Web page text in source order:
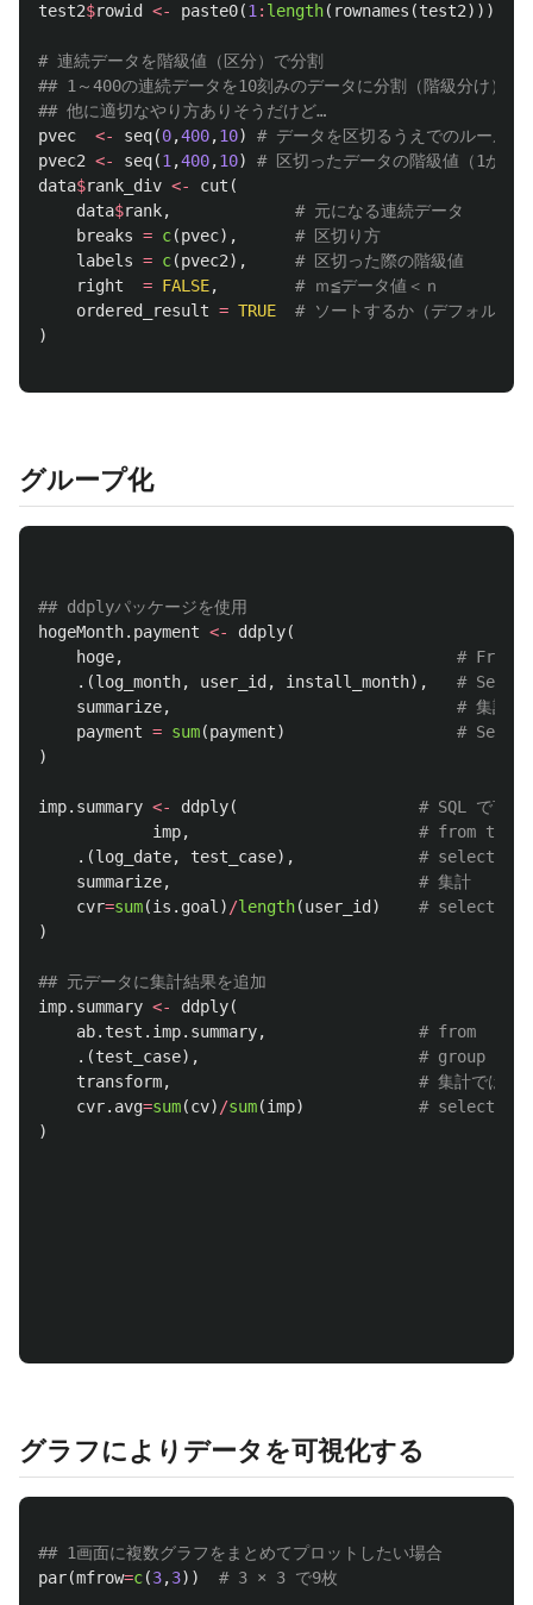
test2$rowid <- paste0(1 : length( rownames (test2)))
# 連続データを階級値（区分）で分割
## 1～400の連続データを10刻みのデータに分割（階級分け）
## 他に適切なやり方ありそうだけど…
pvec
<- seq(0,400,10)
# データを区切るうえでのルール（
pvec2 <- seq(1 ,400,10)
# 区切ったデータの階級値（1から
data$rank_div <- cut (
data$rank,
# 元になる連続データ
breaks = c(pvec),
# 区切り方
labels = c(pvec2),
# 区切った際の階級値
right
= FALSE,
# ｍ≦データ値＜ｎ
ordered_result = TRUE
# ソートするか（デフォルトは
)
グループ化
## ddplyパッケージを使用
hogeMonth.payment <- ddply(
hoge,
# From
. (log_month, user_id , install_month),
#
summarize,
# 集計
payment = sum(payment)
# Select
)
imp.summary <- ddply(
# SQL で言
imp,
# from tmp
. (log_date, test_case),
# select
summarize,
# 集計
cvr=sum(is.goal ) /length(user_id )
# select
)
## 元データに集計結果を追加
imp.summary <- ddply(
ab.test.imp.summary,
# from
. (test_case),
# group by
transform,
# 集計ではな
cvr.avg=sum(cv) /sum(imp)
# select
)
グラフによりデータを可視化する
## 1画面に複数グラフをまとめてプロットしたい場合
par(mfrow=c(3,3)) # 3 × 3 で9枚